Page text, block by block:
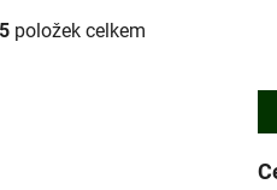
položek celkem